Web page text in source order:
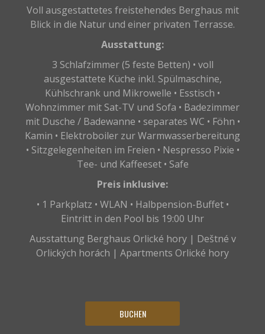
Voll ausgestattetes freistehendes Berghaus mit
Blick in die Natur und einer privaten Terrasse.
Ausstattung:
3 Schlafzimmer (5 feste Betten) • voll
ausgestattete Küche inkl. Spülmaschine,
Kühlschrank und Mikrowelle • Esstisch •
Wohnzimmer mit Sat-TV und Sofa • Badezimmer
mit Dusche / Badewanne • separates WC • Föhn •
Kamin • Elektroboiler zur Warmwasserbereitung
• Sitzgelegenheiten im Freien • Nespresso Pixie •
Tee- und Kaffeeset • Safe
Preis inklusive:
• 1 Parkplatz • WLAN • Halbpension-Buffet •
Eintritt in den Pool bis 19:00 Uhr
Ausstattung Berghaus Orlické hory | Deštné v
Orlických horách | Apartments Orlické hory
BUCHEN